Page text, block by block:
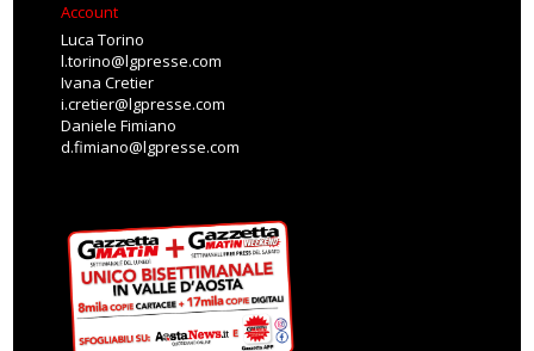
Account
Luca Torino
l.torino@lgpresse.com
Ivana Cretier
i.cretier@lgpresse.com
Daniele Fimiano
d.fimiano@lgpresse.com